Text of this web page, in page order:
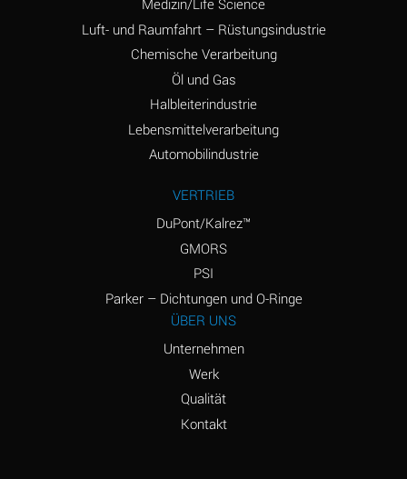
Medizin/Life Science
Luft- und Raumfahrt – Rüstungsindustrie
Chemische Verarbeitung
Öl und Gas
Halbleiterindustrie
Lebensmittelverarbeitung
Automobilindustrie
VERTRIEB
DuPont/Kalrez™
GMORS
PSI
Parker – Dichtungen und O-Ringe
ÜBER UNS
Unternehmen
Werk
Qualität
Kontakt